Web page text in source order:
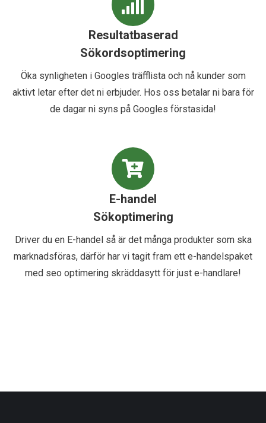
Resultatbaserad
Sökordsoptimering
Öka synligheten i Googles träfflista och nå kunder som
aktivt letar efter det ni erbjuder. Hos oss betalar ni bara för
de dagar ni syns på Googles förstasida!
E-handel
Sökoptimering
Driver du en E-handel så är det många produkter som ska
marknadsföras, därför har vi tagit fram ett e-handelspaket
med seo optimering skräddasytt för just e-handlare!